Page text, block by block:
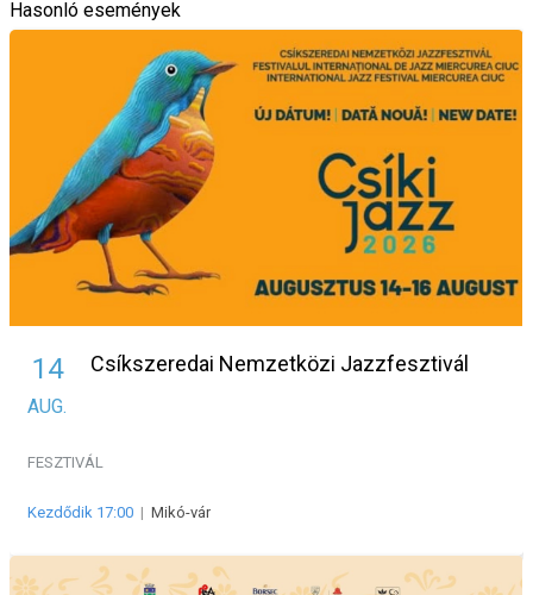
Hasonló események
14
AUG.
Csíkszeredai Nemzetközi Jazzfesztivál
FESZTIVÁL
Kezdődik 17:00 | Mikó-vár